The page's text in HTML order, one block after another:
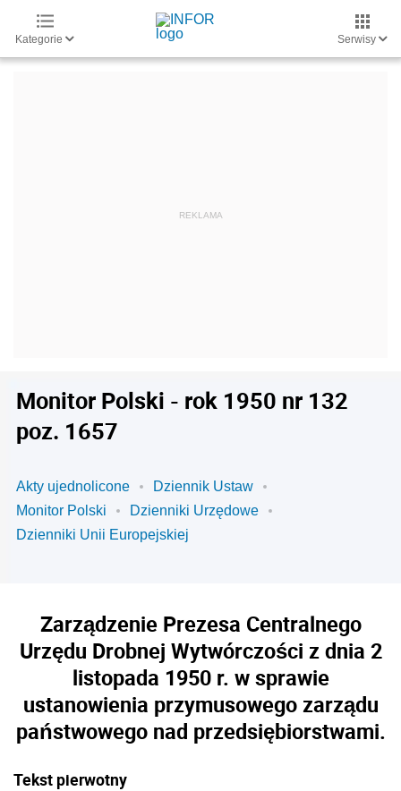
Kategorie Serwisy
Monitor Polski - rok 1950 nr 132
poz. 1657
Akty ujednolicone
Dziennik Ustaw
Monitor Polski
Dzienniki Urzędowe
Dzienniki Unii Europejskiej
Zarządzenie Prezesa Centralnego
Urzędu Drobnej Wytwórczości z dnia 2
listopada 1950 r. w sprawie
ustanowienia przymusowego zarządu
państwowego nad przedsiębiorstwami.
Tekst pierwotny